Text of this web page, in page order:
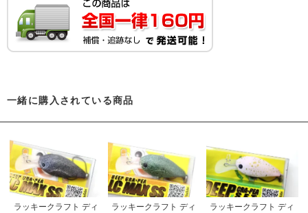
一緒に購入されている商品
ラッキークラフト ディ
ラッキークラフト ディ
ラッキークラフト ディ